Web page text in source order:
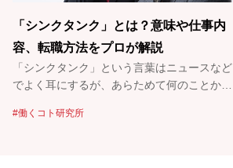
「シンクタンク」とは？意味や仕事内
容、転職方法をプロが解説
「シンクタンク」という言葉はニュースなど
でよく耳にするが、あらためて何のことかと
という人も多いのでは？ シンクタンク
働くコト研究所